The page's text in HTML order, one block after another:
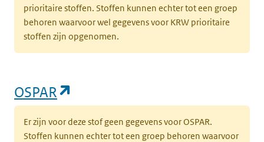
prioritaire stoffen. Stoffen kunnen echter tot een groep
behoren waarvoor wel gegevens voor KRW prioritaire
stoffen zijn opgenomen.
OSPAR
Er zijn voor deze stof geen gegevens voor OSPAR.
Stoffen kunnen echter tot een groep behoren waarvoor